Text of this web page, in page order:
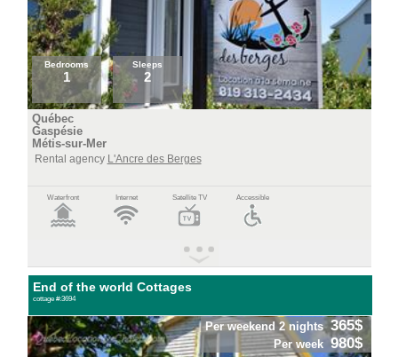
Bedrooms
1
Sleeps
2
Québec
Gaspésie
Métis-sur-Mer
Rental agency L'Ancre des Berges
Waterfront Internet Satellite TV Accessible
End of the world Cottages
cottage #:3694
Per weekend 2 nights 365$
Per week 980$